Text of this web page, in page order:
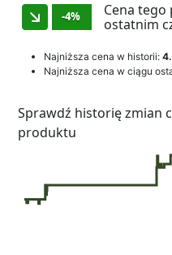
-4%
Cena tego
ostatnim
Najniższa cena w historii:
Najniższa cena w ciągu
Sprawdź historię zmian
produktu